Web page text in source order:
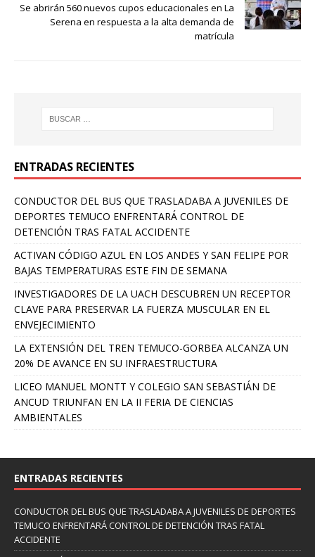
Se abrirán 560 nuevos cupos educacionales en La
Serena en respuesta a la alta demanda de
matrícula
ENTRADAS RECIENTES
CONDUCTOR DEL BUS QUE TRASLADABA A JUVENILES DE
DEPORTES TEMUCO ENFRENTARÁ CONTROL DE
DETENCIÓN TRAS FATAL ACCIDENTE
ACTIVAN CÓDIGO AZUL EN LOS ANDES Y SAN FELIPE POR
BAJAS TEMPERATURAS ESTE FIN DE SEMANA
INVESTIGADORES DE LA UACH DESCUBREN UN RECEPTOR
CLAVE PARA PRESERVAR LA FUERZA MUSCULAR EN EL
ENVEJECIMIENTO
LA EXTENSIÓN DEL TREN TEMUCO-GORBEA ALCANZA UN
20% DE AVANCE EN SU INFRAESTRUCTURA
LICEO MANUEL MONTT Y COLEGIO SAN SEBASTIÁN DE
ANCUD TRIUNFAN EN LA II FERIA DE CIENCIAS
AMBIENTALES
ENTRADAS RECIENTES
CONDUCTOR DEL BUS QUE TRASLADABA A JUVENILES DE DEPORTES
TEMUCO ENFRENTARÁ CONTROL DE DETENCIÓN TRAS FATAL
ACCIDENTE